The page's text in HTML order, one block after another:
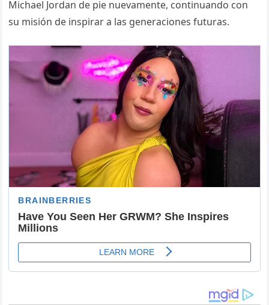
Michael Jordan de pie nuevamente, continuando con
su misión de inspirar a las generaciones futuras.